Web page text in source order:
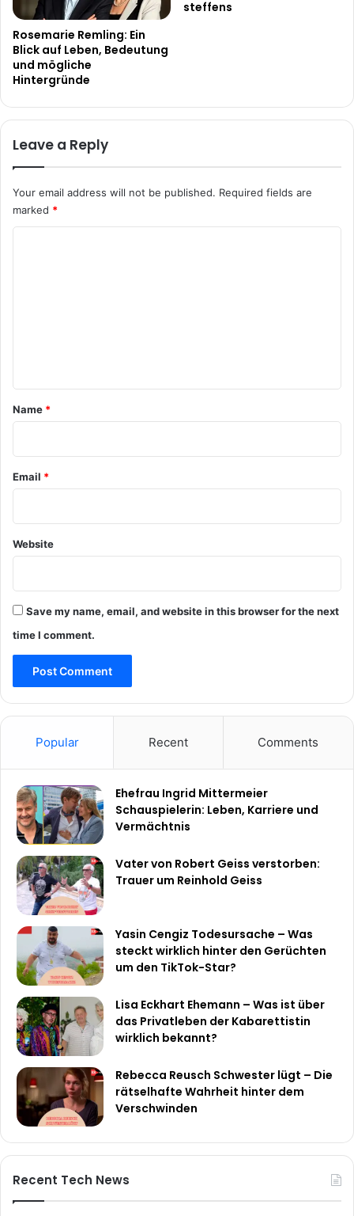
Rosemarie Remling: Ein
Blick auf Leben, Bedeutung
und mögliche
Hintergründe
steffens
Leave a Reply
Your email address will not be published. Required fields are
marked *
*
Name *
Email *
Website
Save my name, email, and website in this browser for the next
time I comment.
Popular Recent Comments
Ehefrau Ingrid Mittermeier
Schauspielerin: Leben, Karriere und
Vermächtnis
Vater von Robert Geiss verstorben:
Trauer um Reinhold Geiss
Yasin Cengiz Todesursache – Was
steckt wirklich hinter den Gerüchten
um den TikTok-Star?
Lisa Eckhart Ehemann – Was ist über
das Privatleben der Kabarettistin
wirklich bekannt?
Rebecca Reusch Schwester lügt – Die
rätselhafte Wahrheit hinter dem
Verschwinden
Recent Tech News